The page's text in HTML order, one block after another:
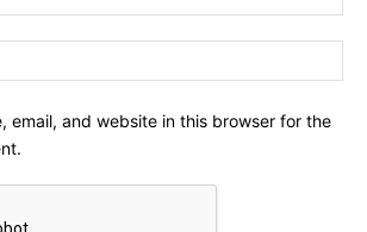
email, and website in this browser for the